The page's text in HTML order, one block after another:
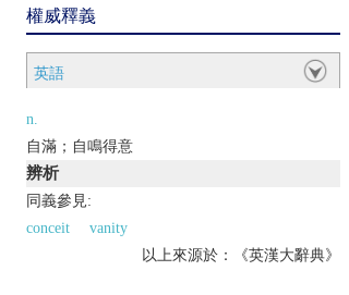
權威釋義
英語
n.
自滿；自鳴得意
辨析
同義參見:
conceit
vanity
以上來源於：《英漢大辭典》